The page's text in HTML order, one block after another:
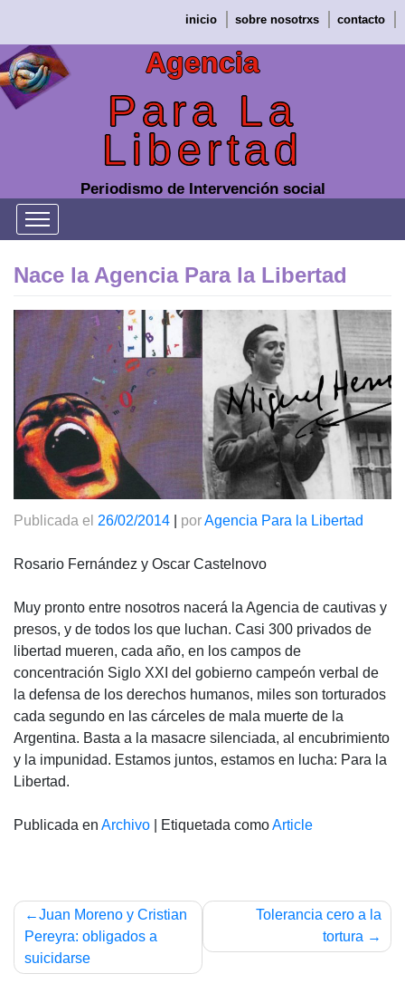
contenido
inicio sobre nosotrxs contacto
Agencia
Para La
Libertad
Periodismo de Intervención social
Nace la Agencia Para la Libertad
Publicada el 26/02/2014 porAgencia Para la Libertad
Rosario Fernández y Oscar Castelnovo
Muy pronto entre nosotros nacerá la Agencia de cautivas y
presos, y de todos los que luchan. Casi 300 privados de
libertad mueren, cada año, en los campos de
concentración Siglo XXI del gobierno campeón verbal de
la defensa de los derechos humanos, miles son torturados
cada segundo en las cárceles de mala muerte de la
Argentina. Basta a la masacre silenciada, al encubrimiento
y la impunidad. Estamos juntos, estamos en lucha: Para la
Libertad.
Publicada en Archivo Etiquetada comoArticle
Navegación
de
entradas
Juan Moreno y Cristian
Pereyra: obligados a
suicidarse
Tolerancia cero a la
tortura